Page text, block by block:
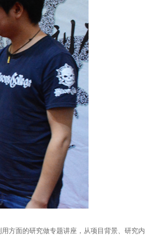
方面的研究做专题讲座，从项目背景、研究内